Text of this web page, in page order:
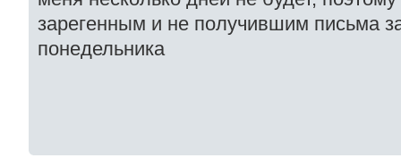
зарегенным и не получившим письма
понедельника